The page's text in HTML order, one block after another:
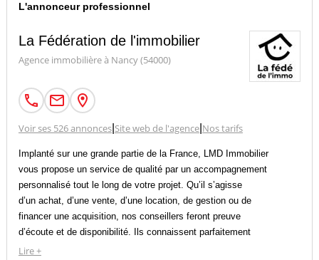
L'annonceur professionnel
La Fédération de l'immobilier
Agence immobilière à Nancy (54000)
Voir ses 526 annonces| Site web de l'agence| Nos tarifs
Implanté sur une grande partie de la France, LMD Immobilier
vous propose un service de qualité par un accompagnement
personnalisé tout le long de votre projet. Qu’il s’agisse
d’un achat, d’une vente, d’une location, de gestion ou de
financer une acquisition, nos conseillers feront preuve
d’écoute et de disponibilité. Ils connaissent parfaitement
le marché local et sauront vous guider dans la réalisation
Lire +